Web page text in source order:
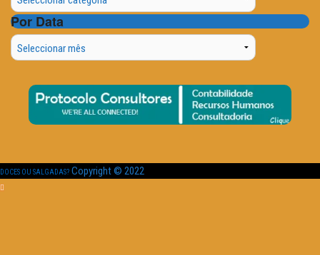
Por Data
Por
Data
DOCES OU SALGADAS? Copyright © 2022